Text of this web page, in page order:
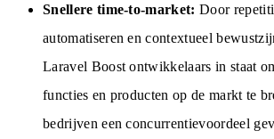
Snellere time-to-market: Door
automatiseren en contextueel
Laravel Boost ontwikkelaars in staat
functies en producten op de markt te
bedrijven een concurrentievoordeel